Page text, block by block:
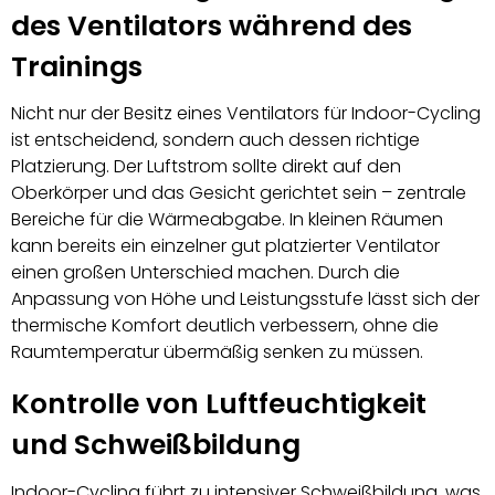
des Ventilators während des
Trainings
Nicht nur der Besitz eines Ventilators für Indoor-Cycling
ist entscheidend, sondern auch dessen richtige
Platzierung. Der Luftstrom sollte direkt auf den
Oberkörper und das Gesicht gerichtet sein – zentrale
Bereiche für die Wärmeabgabe. In kleinen Räumen
kann bereits ein einzelner gut platzierter Ventilator
einen großen Unterschied machen. Durch die
Anpassung von Höhe und Leistungsstufe lässt sich der
thermische Komfort deutlich verbessern, ohne die
Raumtemperatur übermäßig senken zu müssen.
Kontrolle von Luftfeuchtigkeit
und Schweißbildung